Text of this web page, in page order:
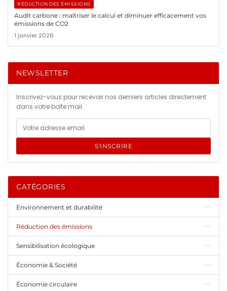
RÉDUCTION DES ÉMISSIONS
Audit carbone : maîtriser le calcul et diminuer efficacement vos
émissions de CO2
1 janvier 2026
NEWSLETTER
Inscrivez-vous pour recevoir nos derniers articles directement
dans votre boîte mail.
S'INSCRIRE
CATÉGORIES
Environnement et durabilité
Réduction des émissions
Sensibilisation écologique
Économie & Société
Économie circulaire